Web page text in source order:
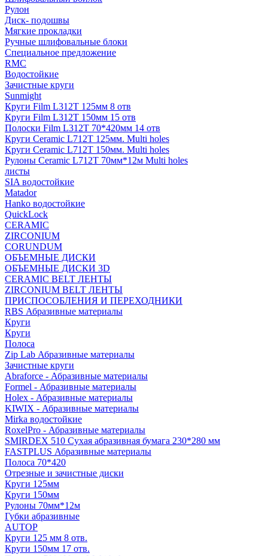
Рулон
Диск- подошвы
Мягкие прокладки
Ручные шлифовальные блоки
Специальное предложение
RMC
Водостойкие
Зачистные круги
Sunmight
Круги Film L312T 125мм 8 отв
Круги Film L312T 150мм 15 отв
Полоски Film L312T 70*420мм 14 отв
Круги Ceramic L712T 125мм. Multi holes
Круги Ceramic L712T 150мм. Multi holes
Рулоны Ceramic L712T 70мм*12м Multi holes
листы
SIA водостойкие
Matador
Hanko водостойкие
QuickLock
CERAMIC
ZIRCONIUM
СORUNDUM
ОБЪЕМНЫЕ ДИСКИ
ОБЪЕМНЫЕ ДИСКИ 3D
CERAMIC BELT ЛЕНТЫ
ZIRCONIUM BELT ЛЕНТЫ
ПРИСПОСОБЛЕНИЯ И ПЕРЕХОДНИКИ
RBS Абразивные материалы
Круги
Круги
Полоса
Zip Lab Абразивные материалы
Зачистные круги
Abraforce - Абразивные материалы
Formel - Абразивные материалы
Holex - Абразивные материалы
KIWIX - Абразивные материалы
Mirka водостойкие
RoxelPro - Абразивные материалы
SMIRDEX 510 Сухая абразивная бумага 230*280 мм
FASTPLUS Абразивные материалы
Полоса 70*420
Отрезные и зачистные диски
Круги 125мм
Круги 150мм
Рулоны 70мм*12м
Губки абразивные
AUTOP
Круги 125 мм 8 отв.
Круги 150мм 17 отв.